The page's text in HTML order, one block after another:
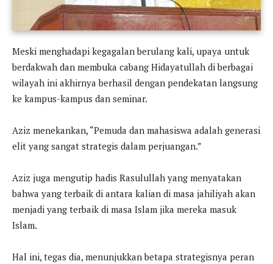
Meski menghadapi kegagalan berulang kali, upaya untuk
berdakwah dan membuka cabang Hidayatullah di berbagai
wilayah ini akhirnya berhasil dengan pendekatan langsung
ke kampus-kampus dan seminar.
Aziz menekankan, “Pemuda dan mahasiswa adalah generasi
elit yang sangat strategis dalam perjuangan.”
Aziz juga mengutip hadis Rasulullah yang menyatakan
bahwa yang terbaik di antara kalian di masa jahiliyah akan
menjadi yang terbaik di masa Islam jika mereka masuk
Islam.
Hal ini, tegas dia, menunjukkan betapa strategisnya peran